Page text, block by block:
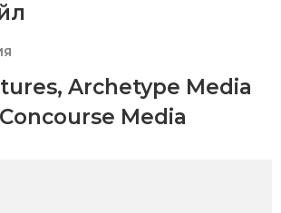
, Archetype Media
Concourse Media